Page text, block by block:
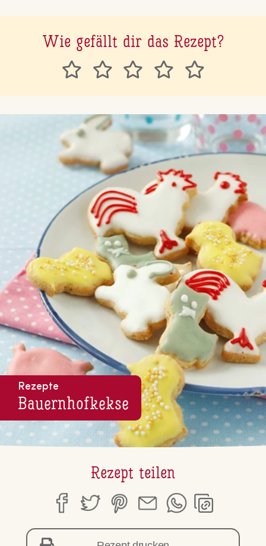
Wie gefällt dir das Rezept?
Rezepte
Bau­ern­hof­kek­se
Rezept teilen